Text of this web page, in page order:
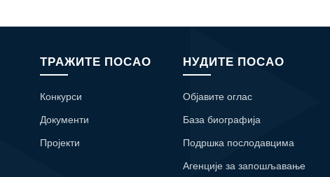
ТРАЖИТЕ ПОСАО
Конкурси
Документи
Пројекти
НУДИТЕ ПОСАО
Објавите оглас
База биографија
Подршка послодавцима
Агенције за запошљавање